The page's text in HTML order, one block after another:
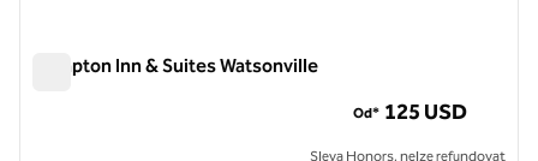
Hampton Inn & Suites Watsonville
Od* 125 USD
Sleva Honors, nelze refundovat